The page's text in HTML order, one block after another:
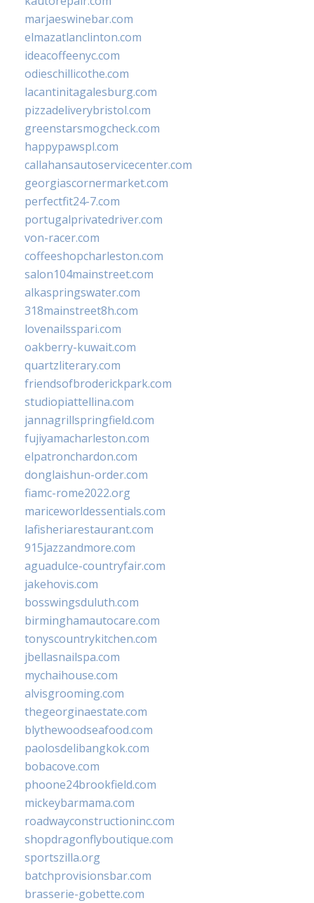
marjaeswinebar.com
elmazatlanclinton.com
ideacoffeenyc.com
odieschillicothe.com
lacantinitagalesburg.com
pizzadeliverybristol.com
greenstarsmogcheck.com
happypawspl.com
callahansautoservicecenter.com
georgiascornermarket.com
perfectfit24-7.com
portugalprivatedriver.com
von-racer.com
coffeeshopcharleston.com
salon104mainstreet.com
alkaspringswater.com
318mainstreet8h.com
lovenailsspari.com
oakberry-kuwait.com
quartzliterary.com
friendsofbroderickpark.com
studiopiattellina.com
jannagrillspringfield.com
fujiyamacharleston.com
elpatronchardon.com
donglaishun-order.com
fiamc-rome2022.org
mariceworldessentials.com
lafisheriarestaurant.com
915jazzandmore.com
aguadulce-countryfair.com
jakehovis.com
bosswingsduluth.com
birminghamautocare.com
tonyscountrykitchen.com
jbellasnailspa.com
mychaihouse.com
alvisgrooming.com
thegeorginaestate.com
blythewoodseafood.com
paolosdelibangkok.com
bobacove.com
phoone24brookfield.com
mickeybarmama.com
roadwayconstructioninc.com
shopdragonflyboutique.com
sportszilla.org
batchprovisionsbar.com
brasserie-gobette.com